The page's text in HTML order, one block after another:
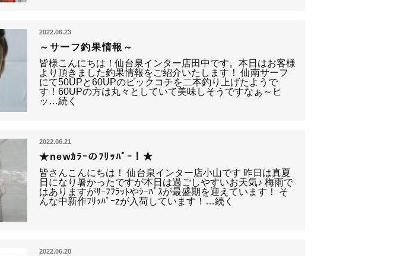
2022.06.23
～サーフ釣果情報～
皆様こんにちは！仙台泉インター店田中です。本日はお客様
より頂きました釣果情報をご紹介いたします！ 仙南サーフ
にて50UPと60UPのビックコチを二本釣り上げたようで
す！60UPの方は丸々としていて美味しそうですなぁ～ヒ
ッ…続く
2022.06.21
★newｶﾗｰのﾌﾘｯﾊﾟｰ！★
皆さんこんにちは！ 仙台泉インター店小山です 昨日は真夏
日になり暑かったですが本日は過ごしやすいお天気♪ 梅雨で
はありますがｻｰﾌﾌﾗｯﾄやｼｰﾊﾞｽが最盛期を迎えています！ そ
んな中新作ﾌﾘｯﾊﾟｰzが入荷しています！…続く
2022.06.20